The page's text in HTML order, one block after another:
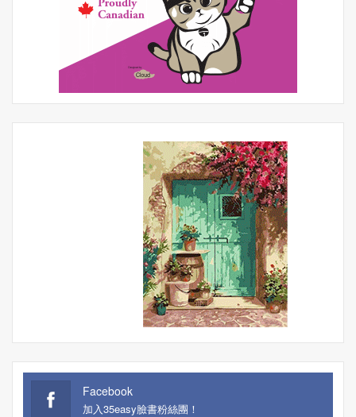
Facebook
加入35easy臉書粉絲團！